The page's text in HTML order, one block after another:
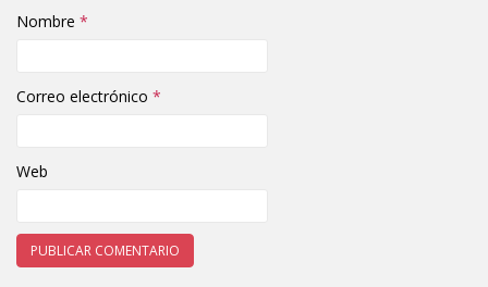
Nombre *
Correo electrónico *
Web